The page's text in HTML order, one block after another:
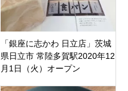
「銀座に志かわ 日立店」茨城
県日立市 常陸多賀駅2020年12
月1日（火）オープン